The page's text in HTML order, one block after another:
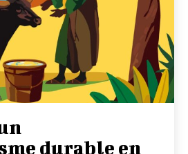
durable en